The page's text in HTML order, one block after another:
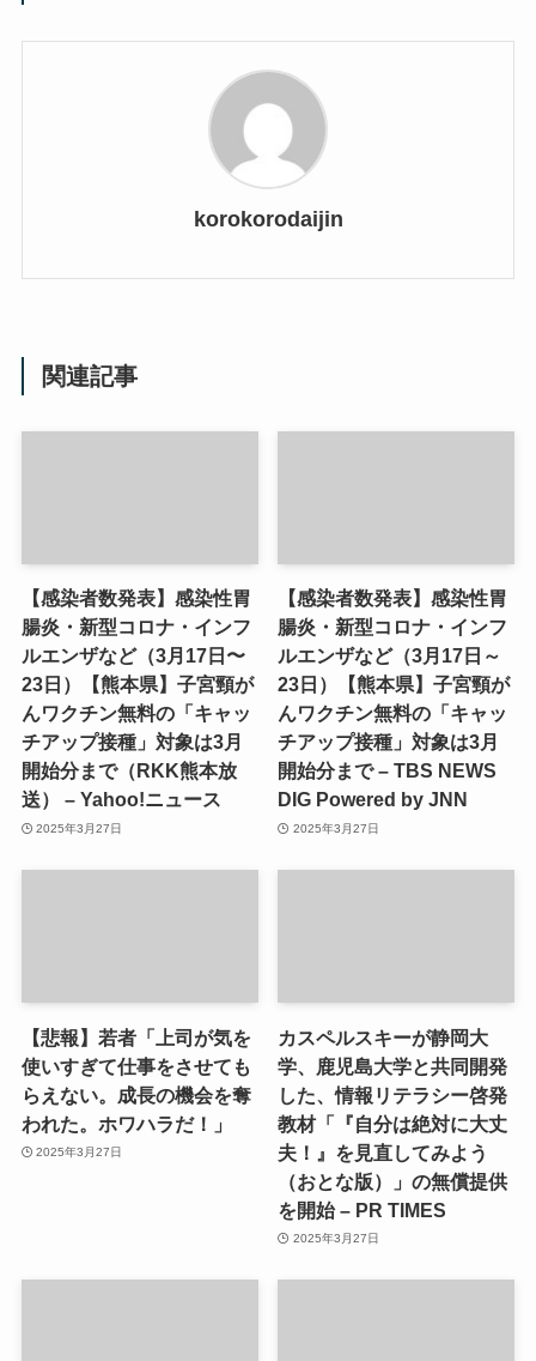
korokorodaijin
関連記事
【感染者数発表】感染性胃
腸炎・新型コロナ・インフ
ルエンザなど（3月17日〜
23日）【熊本県】子宮頸が
んワクチン無料の「キャッ
チアップ接種」対象は3月
開始分まで（RKK熊本放
送） – Yahoo!ニュース
2025年3月27日
【感染者数発表】感染性胃
腸炎・新型コロナ・インフ
ルエンザなど（3月17日～
23日）【熊本県】子宮頸が
んワクチン無料の「キャッ
チアップ接種」対象は3月
開始分まで – TBS NEWS
DIG Powered by JNN
2025年3月27日
【悲報】若者「上司が気を
使いすぎて仕事をさせても
らえない。成長の機会を奪
われた。ホワハラだ！」
2025年3月27日
カスペルスキーが静岡大
学、鹿児島大学と共同開発
した、情報リテラシー啓発
教材「『自分は絶対に大丈
夫！』を見直してみよう
（おとな版）」の無償提供
を開始 – PR TIMES
2025年3月27日